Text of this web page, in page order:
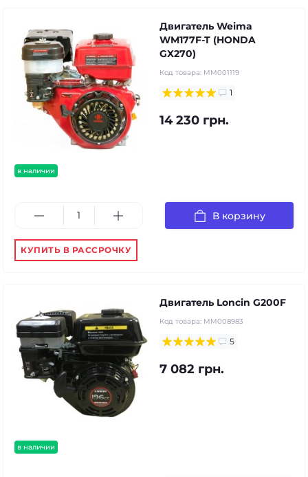
в наличии
Двигатель Weima
WM177F-T (HONDA
GX270)
Код товара: MM001119
1
14 230 грн.
В корзину
КУПИТЬ В РАССРОЧКУ
в наличии
Двигатель Loncin G200F
Код товара: MM008983
5
7 082 грн.